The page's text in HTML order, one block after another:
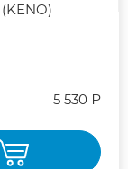
5 530 ₽